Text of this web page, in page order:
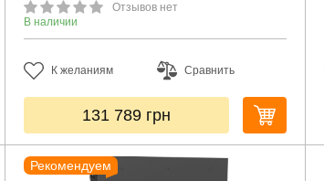
Отзывов нет
В наличии
К желаниям Сравнить
131 789 грн
Рекомендуем